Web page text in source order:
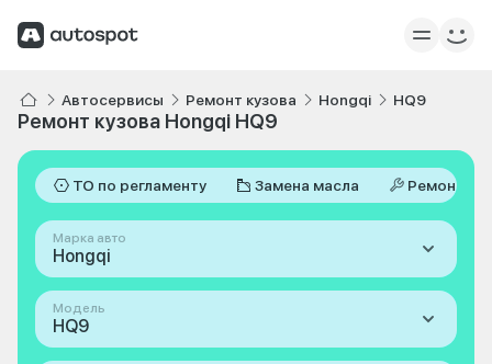
Автосервисы Ремонт кузова Hongqi HQ9
Ремонт кузова Hongqi HQ9
ТО по регламенту Замена масла Ремонт
Марка авто
Hongqi
Модель
HQ9